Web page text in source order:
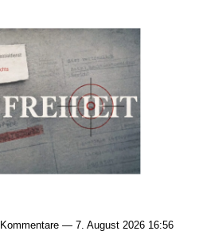
Kommentare — 7. August 2026 16:56